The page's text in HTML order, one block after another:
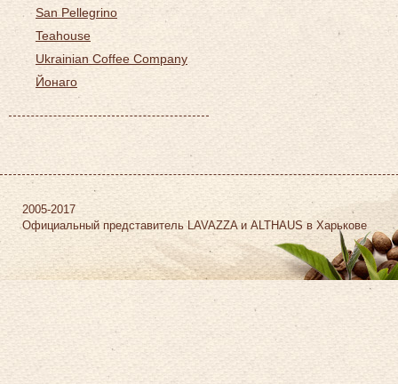
San Pellegrino
Teahouse
Ukrainian Coffee Company
Йонаго
2005-2017
Официальный представитель LAVAZZA и ALTHAUS в Харькове